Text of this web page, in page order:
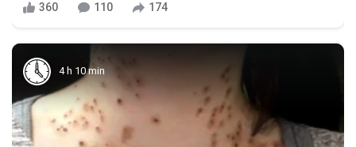
360 110 174
4 h 10 min